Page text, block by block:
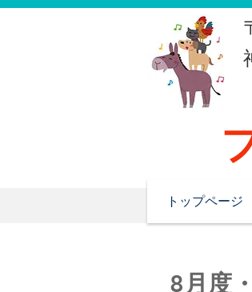
トップページ
8月度